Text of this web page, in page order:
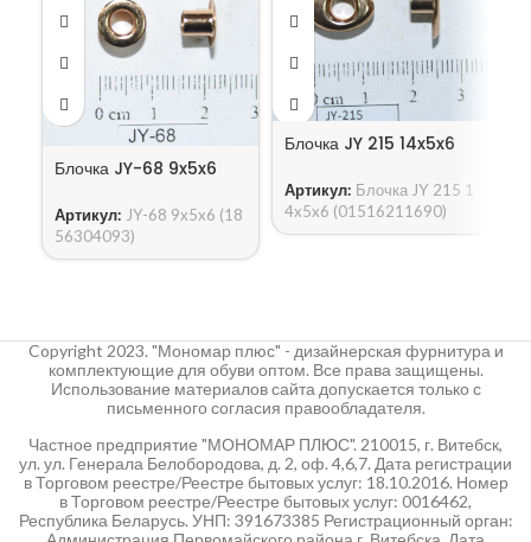
Блочка JY-68 9x5x6
Артикул: JY-68 9x5x6 (18
56304093)
Блочка JY 215 14x5x6
Артикул: Блочка JY 215 1
4x5x6 (01516211690)
Copyright 2023. "Мономар плюс" - дизайнерская фурнитура и
комплектующие для обуви оптом. Все права защищены.
Использование материалов сайта допускается только с
письменного согласия правообладателя.
Частное предприятие "МОНОМАР ПЛЮС". 210015, г. Витебск,
ул. ул. Генерала Белобородова, д. 2, оф. 4,6,7. Дата регистрации
в Торговом реестре/Реестре бытовых услуг: 18.10.2016. Номер
в Торговом реестре/Реестре бытовых услуг: 0016462,
Республика Беларусь. УНП: 391673385 Регистрационный орган: